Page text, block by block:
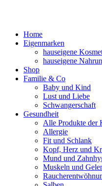
Home
Eigenmarken
hauseigene
hauseigene
Shop
Familie & Co
Baby und Kind
Lust und Liebe
Schwangerschaft
Gesundheit
Alle Produkte der
Allergie
Fit und Schlank
Kopf, Herz und
Mund und
Muskeln und